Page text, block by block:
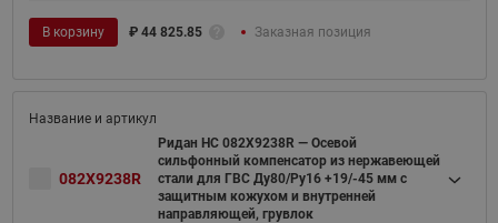
В корзину ₽ 44 825.85 Заказная позиция
082X9238R
Ридан НС 082X9238R — Осевой
сильфонный компенсатор из нержавеющей
стали для ГВС Ду80/Ру16 +19/-45 мм с
защитным кожухом и внутренней
направляющей, грувлок